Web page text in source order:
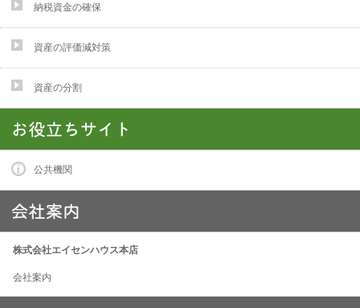
納税資金の確保
資産の評価減対策
資産の分割
公共機関
株式会社エイセンハウス本店
会社案内